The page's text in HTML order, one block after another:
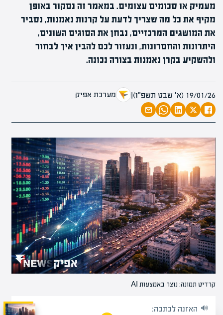
מעמיק או סכומים עצומים. במאמר זה נסקור באופן
מקיף את כל מה שצריך לדעת על קרנות נאמנות, נסביר
את המושגים המרכזיים, נבחן את הסוגים השונים,
היתרונות והחסרונות, ונעזור לכם להבין איך לבחור
ולהשקיע בקרן נאמנות בצורה נכונה.
19/01/26 (א׳ שבט תשפ״ו) | מערכת אפיק
קרדיט תמונה: נוצר באמצעות AI
האזנה לכתבה: